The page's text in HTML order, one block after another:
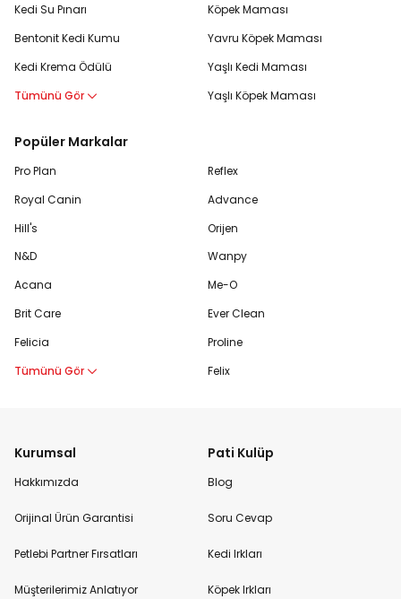
Kedi Su Pınarı
Bentonit Kedi Kumu
Kedi Krema Ödülü
Tümünü Gör
Köpek Maması
Yavru Köpek Maması
Yaşlı Kedi Maması
Yaşlı Köpek Maması
Popüler Markalar
Pro Plan
Royal Canin
Hill's
N&D
Acana
Brit Care
Felicia
Tümünü Gör
Reflex
Advance
Orijen
Wanpy
Me-O
Ever Clean
Proline
Felix
Kurumsal
Hakkımızda
Orijinal Ürün Garantisi
Petlebi Partner Fırsatları
Müşterilerimiz Anlatıyor
Pati Kulüp
Blog
Soru Cevap
Kedi Irkları
Köpek Irkları